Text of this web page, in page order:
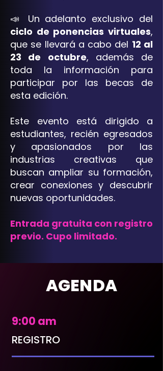
📣 Un adelanto exclusivo del
ciclo de ponencias virtuales,
que se llevará a cabo del 12 al
23 de octubre, además de
toda la información para
participar por las becas de
esta edición.
Este evento está dirigido a
estudiantes, recién egresados
y apasionados por las
industrias creativas que
buscan ampliar su formación,
crear conexiones y descubrir
nuevas oportunidades.
Entrada gratuita con registro
previo. Cupo limitado.
AGENDA
​9:00 am
REGISTRO